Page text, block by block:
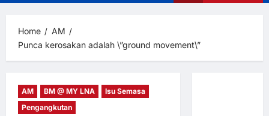
Home
AM
Punca kerosakan adalah \”ground movement\”
AM BM @ MY LNA
Isu Semasa
Pengangkutan